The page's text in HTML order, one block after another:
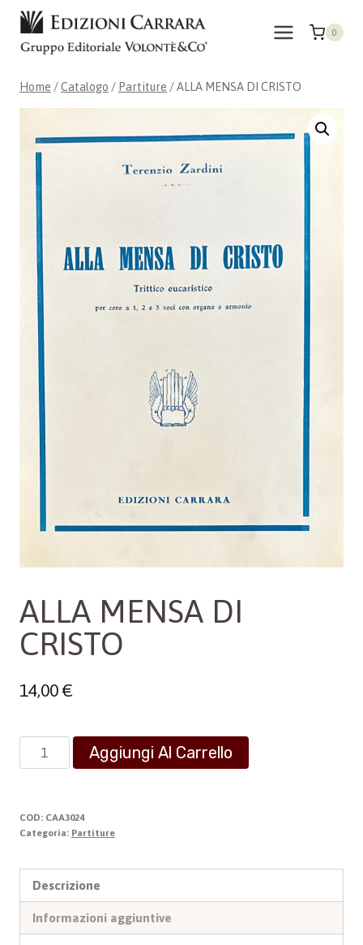
Salta
contenuto
0
Home /Catalogo / Partiture /ALLA MENSA DI CRISTO
ALLA MENSA DI
CRISTO
14,00€
ALLA
MENSA
CRISTO
quantità
Aggiungi Al Carrello
COD: CAA3024
Categoria: Partiture
Descrizione
Informazioni aggiuntive